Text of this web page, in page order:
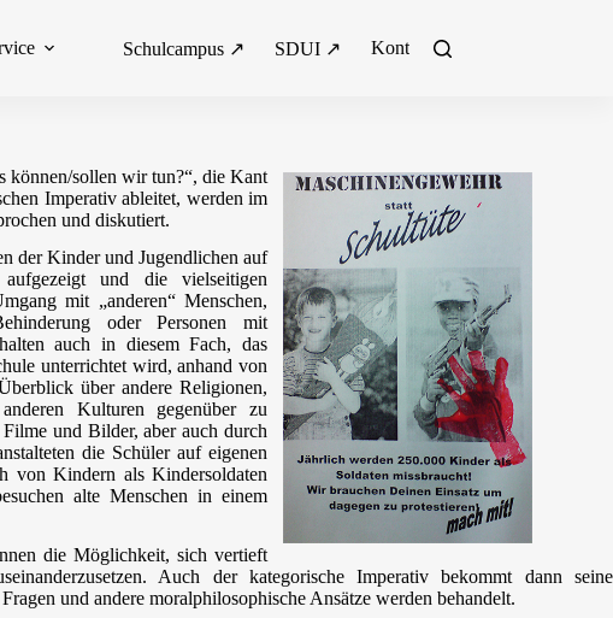
Schulcampus ↗ SDUI ↗ Kontakt
können/sollen wir tun?“, die Kant
Imperativ ableitet, werden im
und diskutiert.
der Kinder und Jugendlichen auf
und die vielseitigen
mit „anderen“ Menschen,
oder Personen mit
auch in diesem Fach, das
unterrichtet wird, anhand von
über andere Religionen,
Kulturen gegenüber zu
und Bilder, aber auch durch
die Schüler auf eigenen
von Kindern als Kindersoldaten
alte Menschen in einem
die Möglichkeit, sich vertieft
Auch der kategorische Imperativ bekommt dann seine
und andere moralphilosophische Ansätze werden behandelt.